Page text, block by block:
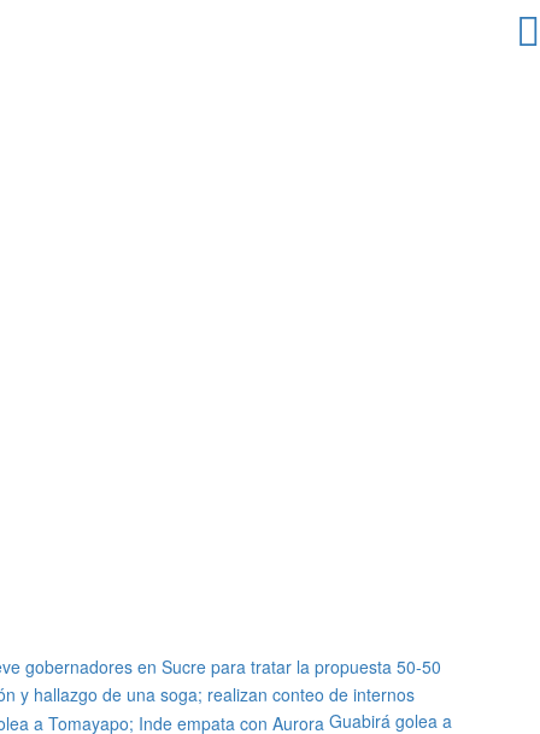
gobernadores en Sucre para tratar la propuesta 50-50
y hallazgo de una soga; realizan conteo de internos
Guabirá golea a